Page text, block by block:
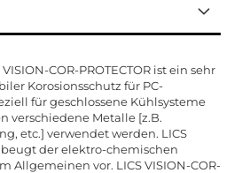
VISION-COR-PROTECTOR ist ein sehr
Korosionsschutz für PC-
für geschlossene Kühlsysteme
verschiedene Metalle [z.B.
etc.] verwendet werden. LICS
beugt der elektro-chemischen
Allgemeinen vor. LICS VISION-COR-